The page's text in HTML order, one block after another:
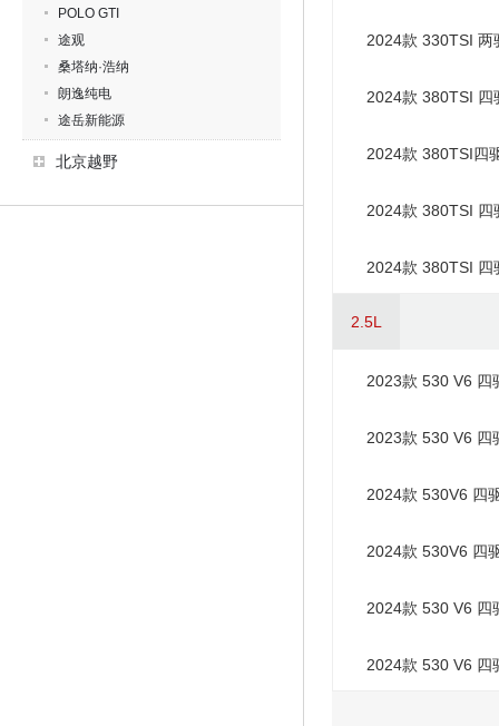
POLO GTI
途观
桑塔纳·浩纳
朗逸纯电
途岳新能源
北京越野
2024款 330TSI 两
2024款 380TSI 四
2024款 380TSI四
2024款 380TSI 四
2024款 380TSI 四
2.5L
2023款 530 V6 四
2023款 530 V6 四
2024款 530V6 四
2024款 530V6 四
2024款 530 V6 四
2024款 530 V6 四